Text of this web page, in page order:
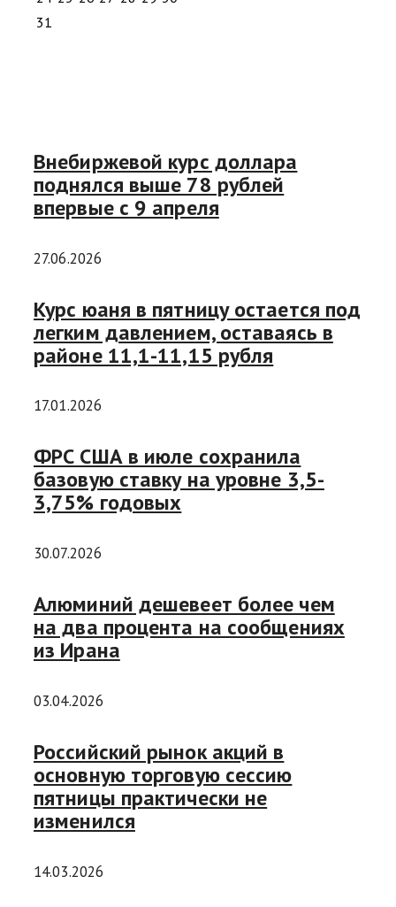
31
Внебиржевой курс доллара
поднялся выше 78 рублей
впервые с 9 апреля
27.06.2026
Курс юаня в пятницу остается под
легким давлением, оставаясь в
районе 11,1-11,15 рубля
17.01.2026
ФРС США в июле сохранила
базовую ставку на уровне 3,5-
3,75% годовых
30.07.2026
Алюминий дешевеет более чем
на два процента на сообщениях
из Ирана
03.04.2026
Российский рынок акций в
основную торговую сессию
пятницы практически не
изменился
14.03.2026